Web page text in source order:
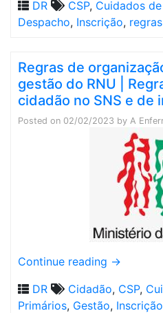
DR CSP, Cuidados
Despacho, Inscrição, regras
Regras de
gestão do RNU |
cidadão no SNS e de
Posted on 02/02/2023 by A
Continue reading →
DR
Cidadão, CSP,
Primários, Gestão, Inscrição